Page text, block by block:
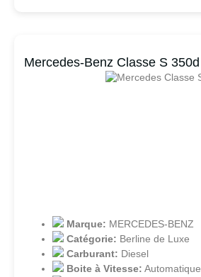
Mercedes-Benz Classe S 350d
Marque: MERCEDES-BENZ
Catégorie: Berline de Luxe
Carburant: Diesel
Boite à Vitesse: Automatique